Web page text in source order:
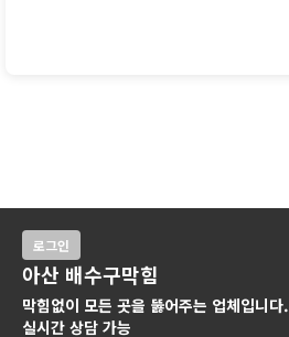
로그인
아산 배수구막힘
막힘없이 모든 곳을 뚫어주는 업체입니다.
실시간 상담 가능